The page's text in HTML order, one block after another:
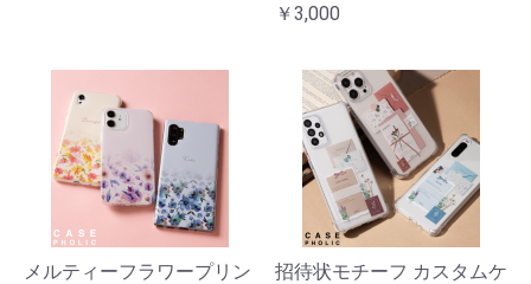
￥3,000
メルティーフラワープリン
招待状モチーフ カスタムケ